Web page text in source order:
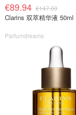
€89.94 €147.00
Clarins 双萃精华液 50ml
Parfumdreams